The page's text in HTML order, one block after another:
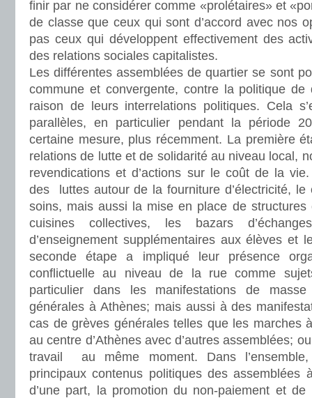
finir par ne considérer comme «prolétaires» et
de classe que ceux qui sont d’accord avec nos
pas ceux qui développent effectivement des
des relations sociales capitalistes.
Les différentes assemblées de quartier se sont
commune et convergente, contre la politique de
raison de leurs interrelations politiques. Cela
parallèles, en particulier pendant la période
certaine mesure, plus récemment. La première
relations de lutte et de solidarité au niveau local,
revendications et d’actions sur le coût de la
des luttes autour de la fourniture d’électricité,
soins, mais aussi la mise en place de structures
cuisines collectives, les bazars
d’enseignement supplémentaires aux élèves et
seconde étape a impliqué leur présence
conflictuelle au niveau de la rue comme
particulier dans les manifestations de
générales à Athènes; mais aussi à des
cas de grèves générales telles que les marches
au centre d’Athènes avec d’autres assemblées;
travail au même moment. Dans
principaux contenus politiques des assemblées
d’une part, la promotion du non-paiement et